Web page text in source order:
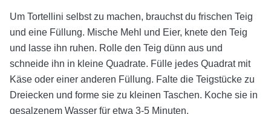
Um Tortellini selbst zu machen, brauchst du frischen Teig
und eine Füllung. Mische Mehl und Eier, knete den Teig
und lasse ihn ruhen. Rolle den Teig dünn aus und
schneide ihn in kleine Quadrate. Fülle jedes Quadrat mit
Käse oder einer anderen Füllung. Falte die Teigstücke zu
Dreiecken und forme sie zu kleinen Taschen. Koche sie in
gesalzenem Wasser für etwa 3-5 Minuten.